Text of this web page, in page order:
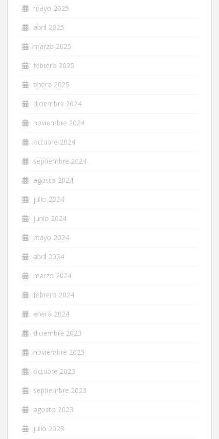
mayo 2025
abril 2025
marzo 2025
febrero 2025
enero 2025
diciembre 2024
noviembre 2024
octubre 2024
septiembre 2024
agosto 2024
julio 2024
junio 2024
mayo 2024
abril 2024
marzo 2024
febrero 2024
enero 2024
diciembre 2023
noviembre 2023
octubre 2023
septiembre 2023
agosto 2023
julio 2023